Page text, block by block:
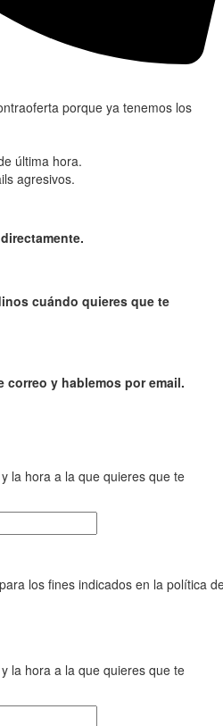
porque ya tenemos los
última hora.
agresivos.
cuándo quieres que te
correo y hablemos por email.
la hora a la que quieres que te
los fines indicados en la política
la hora a la que quieres que te